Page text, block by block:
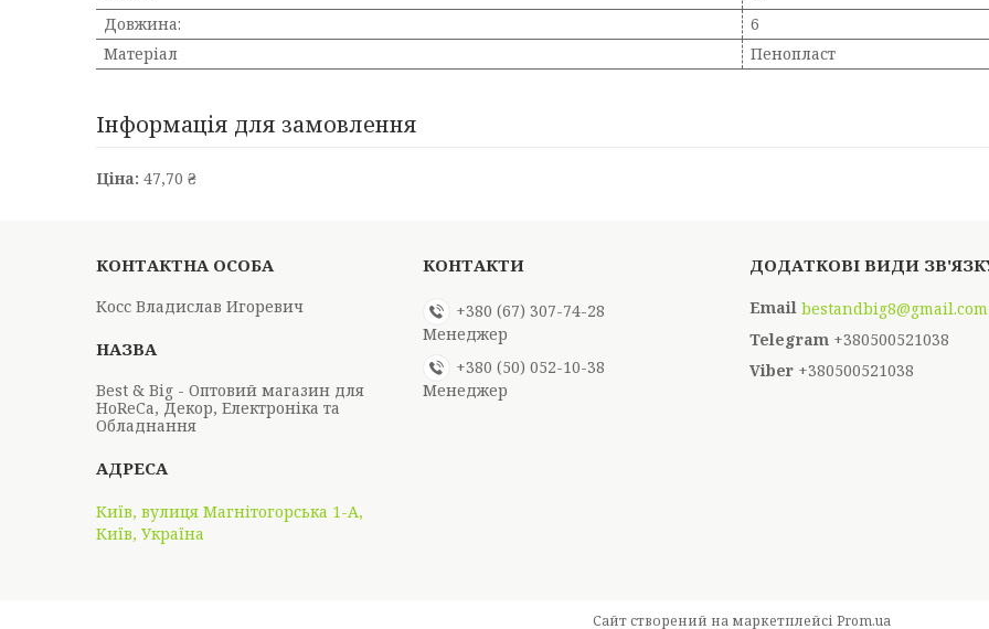
Довжина:
6
Матеріал
Пенопласт
Інформація для замовлення
Ціна: 47,70 ₴
Косс Владислав Игоревич
Best & Big - Оптовий магазин для
HoReCa, Декор, Електроніка та
Обладнання
Київ, вулиця Магнітогорська 1-А,
Київ, Україна
+380 (67) 307-74-28
Менеджер
+380 (50) 052-10-38
Менеджер
bestandbig8@gmail.com
+380500521038
+380500521038
Сайт створений на маркетплейсі Prom.ua